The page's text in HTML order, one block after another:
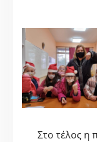
Στο τέλος η